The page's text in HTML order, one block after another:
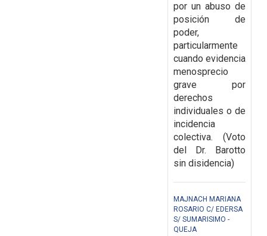
por un abuso de
posición de
poder,
particularmente
cuando evidencia
menosprecio
grave por
derechos
individuales o de
incidencia
colectiva. (Voto
del Dr. Barotto
sin disidencia)
MAJNACH MARIANA
ROSARIO C/ EDERSA
S/ SUMARISIMO -
QUEJA